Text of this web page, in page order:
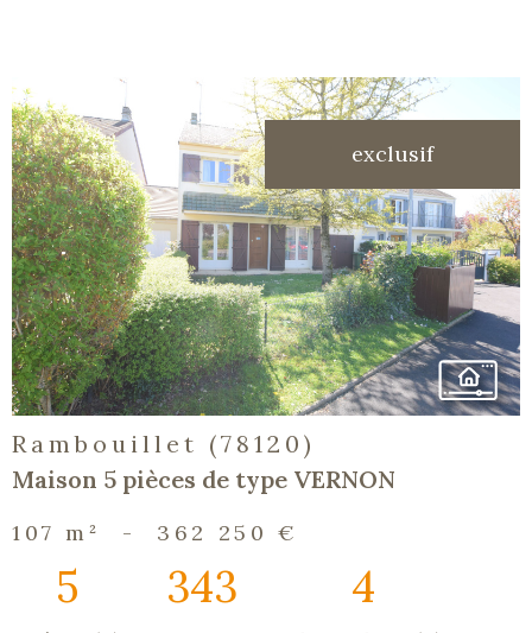
exclusif
voir le
bien
Rambouillet (78120)
Maison 5 pièces de type VERNON
107 m² - 362 250 €
5 343 4